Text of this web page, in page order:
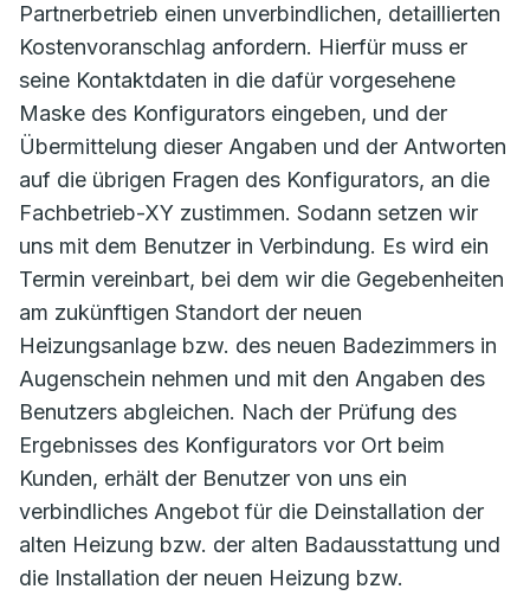
Partnerbetrieb einen unverbindlichen, detaillierten
Kostenvoranschlag anfordern. Hierfür muss er
seine Kontaktdaten in die dafür vorgesehene
Maske des Konfigurators eingeben, und der
Übermittelung dieser Angaben und der Antworten
auf die übrigen Fragen des Konfigurators, an die
Fachbetrieb-XY zustimmen. Sodann setzen wir
uns mit dem Benutzer in Verbindung. Es wird ein
Termin vereinbart, bei dem wir die Gegebenheiten
am zukünftigen Standort der neuen
Heizungsanlage bzw. des neuen Badezimmers in
Augenschein nehmen und mit den Angaben des
Benutzers abgleichen. Nach der Prüfung des
Ergebnisses des Konfigurators vor Ort beim
Kunden, erhält der Benutzer von uns ein
verbindliches Angebot für die Deinstallation der
alten Heizung bzw. der alten Badausstattung und
die Installation der neuen Heizung bzw.